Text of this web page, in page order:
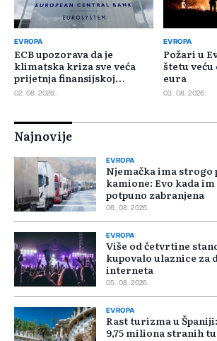
EVROPA
ECB upozorava da je
klimatska kriza sve veća
prijetnja finansijskoj
stabilnosti
02. 08. 2026.
EVROPA
Požari u
štetu
eura
03. 08. 2026.
Najnovije
EVROPA
Njemačka ima strogo
kamione: Evo kada im
potpuno zabranjena
06. 08. 2026.
EVROPA
Više od četvrtine
kupovalo ulaznice za
interneta
05. 08. 2026.
EVROPA
Rast turizma u
9,75 miliona stranih